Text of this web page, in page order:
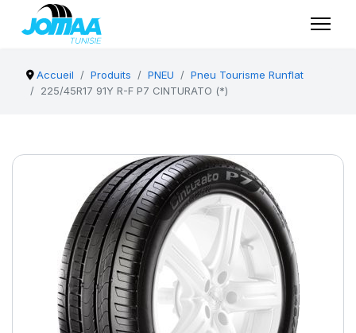
Accueil Produits PNEU
Pneu Tourisme Runflat
225/45R17 91Y R-F P7 CINTURATO (*)